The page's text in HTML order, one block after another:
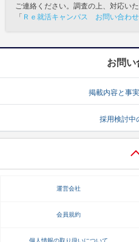
ご連絡ください。調査の上、対応いた
「 Ｒｅ就活キャンパス お問い合わ
お問い
掲載内容と事
採用検討中
運営会社
会員規約
個人情報の取り扱いについて